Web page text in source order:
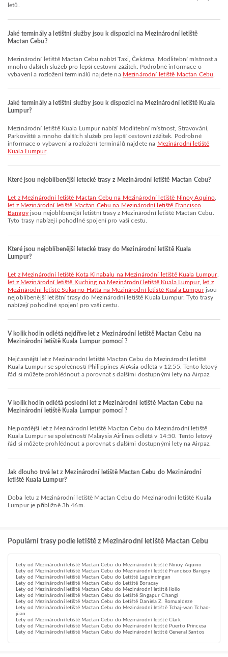
letů.
Jaké terminály a letištní služby jsou k dispozici na Mezinárodní letiště
Mactan Cebu?
Mezinárodní letiště Mactan Cebu nabízí Taxi, Čekárna, Modlitební místnost a
mnoho dalších služeb pro lepší cestovní zážitek. Podrobné informace o
vybavení a rozložení terminálů najdete na Mezinárodní letiště Mactan Cebu
Jaké terminály a letištní služby jsou k dispozici na Mezinárodní letiště Kuala
Lumpur?
Mezinárodní letiště Kuala Lumpur nabízí Modlitební místnost, Stravování,
Parkoviště a mnoho dalších služeb pro lepší cestovní zážitek. Podrobné
informace o vybavení a rozložení terminálů najdete na Mezinárodní letiště
Kuala Lumpur.
Které jsou nejoblíbenější letecké trasy z Mezinárodní letiště Mactan Cebu?
let z Mezinárodní letiště Mactan Cebu na Mezinárodní letiště Ninoy Aquino
let z Mezinárodní letiště Mactan Cebu na Mezinárodní letiště Francisco
Bangoyjsou nejoblíbenější letištní trasy z Mezinárodní letiště Mactan Cebu.
Tyto trasy nabízejí pohodlné spojení pro vaši cestu.
Které jsou nejoblíbenější letecké trasy do Mezinárodní letiště Kuala
Lumpur?
let z Mezinárodní letiště Kota Kinabalu na Mezinárodní letiště Kuala Lumpur,
let z Mezinárodní letiště Kuching na Mezinárodní letiště Kuala Lumpur,
let z
Mezinárodní letiště Sukarno-Hatta na Mezinárodní letiště Kuala Lumpurjsou
nejoblíbenější letištní trasy do Mezinárodní letiště Kuala Lumpur. Tyto trasy
nabízejí pohodlné spojení pro vaši cestu.
V kolik hodin odlétá nejdříve let z Mezinárodní letiště Mactan Cebu na
Mezinárodní letiště Kuala Lumpur pomocí ?
Nejčasnější let z Mezinárodní letiště Mactan Cebu do Mezinárodní letiště
Kuala Lumpur se společností Philippines AirAsia odlétá v 12:55. Tento letový
řád si můžete prohlédnout a porovnat s dalšími dostupnými lety na Airpaz.
V kolik hodin odlétá poslední let z Mezinárodní letiště Mactan Cebu na
Mezinárodní letiště Kuala Lumpur pomocí ?
Nejpozdější let z Mezinárodní letiště Mactan Cebu do Mezinárodní letiště
Kuala Lumpur se společností Malaysia Airlines odlétá v 14:50. Tento letový
řád si můžete prohlédnout a porovnat s dalšími dostupnými lety na Airpaz.
Jak dlouho trvá let z Mezinárodní letiště Mactan Cebu do Mezinárodní
letiště Kuala Lumpur?
Doba letu z Mezinárodní letiště Mactan Cebu do Mezinárodní letiště Kuala
Lumpur je přibližně 3h 46m.
Populární trasy podle letiště z Mezinárodní letiště Mactan Cebu
Lety od Mezinárodní letiště Mactan Cebu do Mezinárodní letiště Ninoy Aquino
Lety od Mezinárodní letiště Mactan Cebu do Mezinárodní letiště Francisco Bangoy
Lety od Mezinárodní letiště Mactan Cebu do Letiště Laguindingan
Lety od Mezinárodní letiště Mactan Cebu do Letiště Boracay
Lety od Mezinárodní letiště Mactan Cebu do Mezinárodní letiště Iloilo
Lety od Mezinárodní letiště Mactan Cebu do Letiště Singapur Changi
Lety od Mezinárodní letiště Mactan Cebu do Letiště Daniela Z. Romualdeze
Lety od Mezinárodní letiště Mactan Cebu do Mezinárodní letiště Tchaj-wan Tchao-
jüan
Lety od Mezinárodní letiště Mactan Cebu do Mezinárodní letiště Clark
Lety od Mezinárodní letiště Mactan Cebu do Mezinárodní letiště Puerto Princesa
Lety od Mezinárodní letiště Mactan Cebu do Mezinárodní letiště General Santos